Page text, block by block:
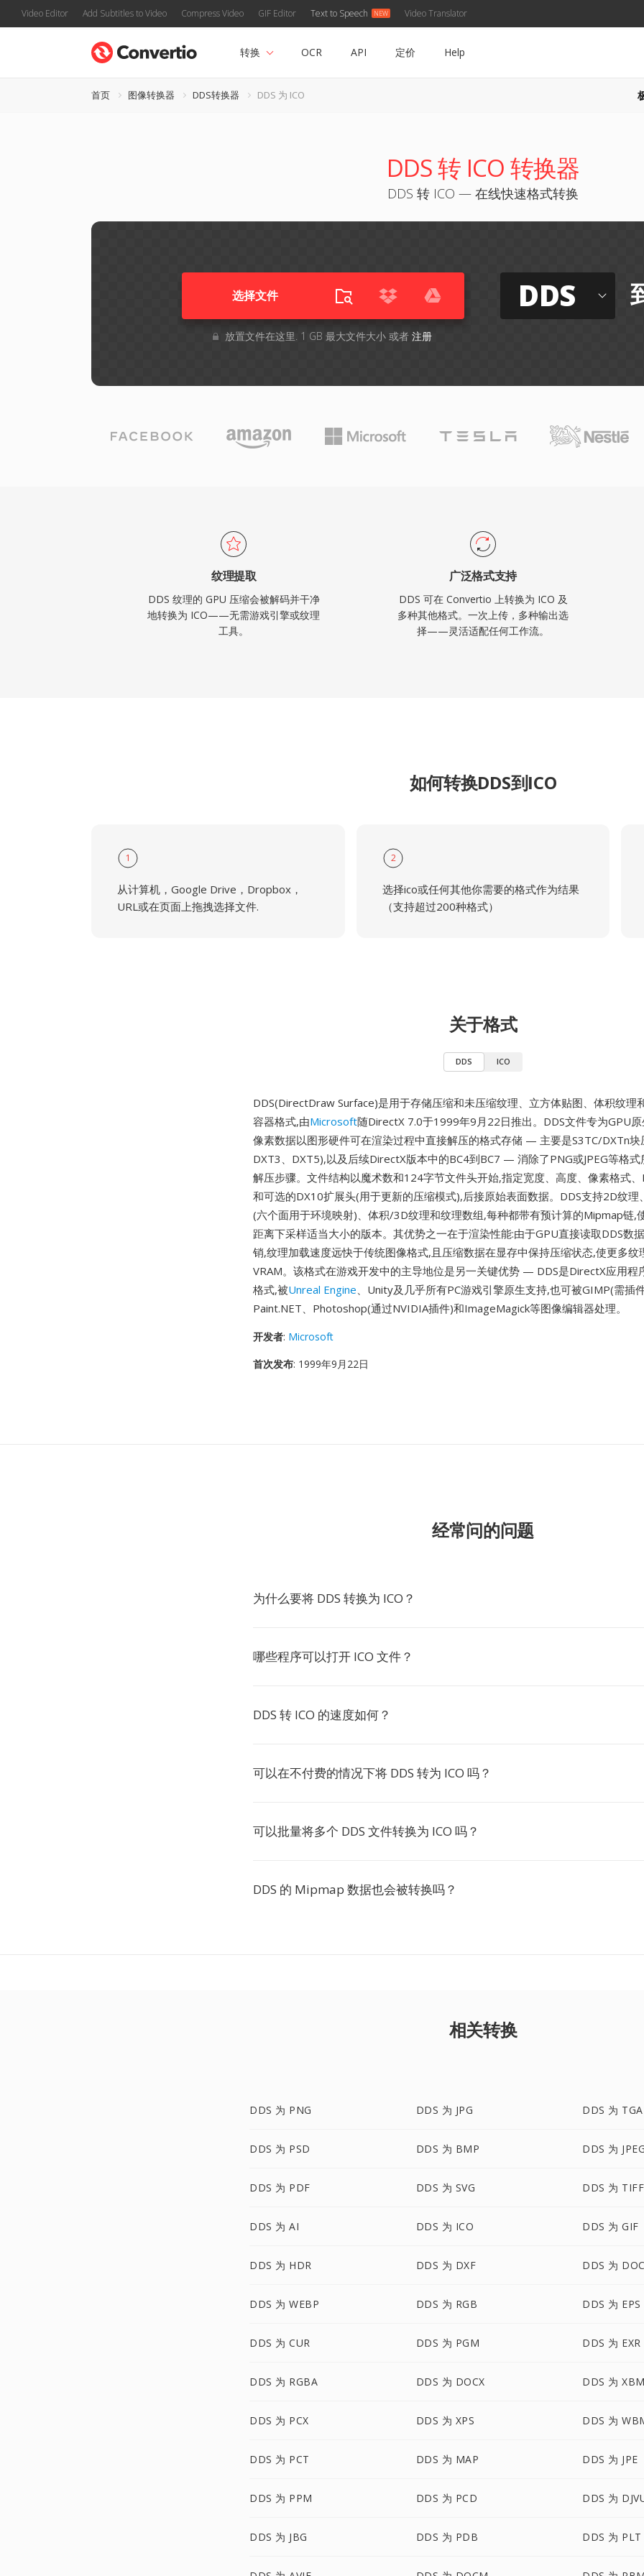
Video Editor Add Subtitles to Video Compress Video GIF Editor Text to Speech Video Translator
转换 OCR API 定价 Help
首页 图像转换器 DDS转换器 DDS 为 ICO
DDS 转 ICO 转换器
DDS 转 ICO — 在线快速格式转换
选择文件
放置文件在这里. 1 GB 最大文件大小 或者 注册
DDS
纹理提取
DDS 纹理的 GPU 压缩会被解码并干净
地转换为 ICO——无需游戏引擎或纹理
工具。
广泛格式支持
DDS 可在 Convertio 上转换为 ICO 及
多种其他格式。一次上传，多种输出选
择——灵活适配任何工作流。
如何转换DDS到ICO
1
从计算机，Google Drive，Dropbox，
URL或在页面上拖拽选择文件.
2
选择ico或任何其他你需要的格式作为结果
（支持超过200种格式）
关于格式
DDS ICO
DDS(DirectDraw Surface)是用于存储压缩和未压缩纹理、立方体贴图、体积纹理
容器格式,由Microsoft随DirectX 7.0于1999年9月22日推出。DDS文件专为GPU
像素数据以图形硬件可在渲染过程中直接解压的格式存储 — 主要是S3TC/DXTn块
DXT3、DXT5),以及后续DirectX版本中的BC4到BC7 — 消除了PNG或JPEG等格式
解压步骤。文件结构以魔术数和124字节文件头开始,指定宽度、高度、像素格式
和可选的DX10扩展头(用于更新的压缩模式),后接原始表面数据。DDS支持2D纹理
(六个面用于环境映射)、体积/3D纹理和纹理数组,每种都带有预计算的Mipmap链,
距离下采样适当大小的版本。其优势之一在于渲染性能:由于GPU直接读取DDS数
销,纹理加载速度远快于传统图像格式,且压缩数据在显存中保持压缩状态,使更多纹
VRAM。该格式在游戏开发中的主导地位是另一关键优势 — DDS是DirectX应用程
格式,被Unreal Engine、Unity及几乎所有PC游戏引擎原生支持,也可被GIMP(需插
Paint.NET、Photoshop(通过NVIDIA插件)和ImageMagick等图像编辑器处理。
开发者: Microsoft
首次发布: 1999年9月22日
经常问的问题
为什么要将 DDS 转换为 ICO？
哪些程序可以打开 ICO 文件？
DDS 转 ICO 的速度如何？
可以在不付费的情况下将 DDS 转为 ICO 吗？
可以批量将多个 DDS 文件转换为 ICO 吗？
DDS 的 Mipmap 数据也会被转换吗？
相关转换
DDS 为 PNG DDS 为 JPG DDS 为 TGA
DDS 为 PSD DDS 为 BMP DDS 为
DDS 为 PDF DDS 为 SVG DDS 为 TIFF
DDS 为 AI DDS 为 ICO DDS 为 GIF
DDS 为 HDR DDS 为 DXF DDS 为
DDS 为 WEBP DDS 为 RGB DDS 为 EPS
DDS 为 CUR DDS 为 PGM DDS 为 EXR
DDS 为 RGBA DDS 为 DOCX DDS 为
DDS 为 PCX DDS 为 XPS DDS 为
DDS 为 PCT DDS 为 MAP DDS 为 JPE
DDS 为 PPM DDS 为 PCD DDS 为
DDS 为 JBG DDS 为 PDB DDS 为 PLT